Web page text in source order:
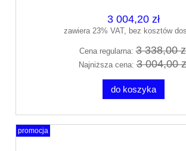
3 004,20 zł
zawiera 23% VAT, bez kosztów
Cena regularna:3 338,00
Najniższa cena:3 004,00
do koszyka
promocja